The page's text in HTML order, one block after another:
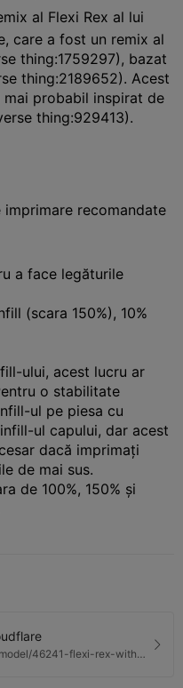
al Flexi Rex al lui
care a fost un remix al
thing:1759297), bazat
thing:2189652). Acest
probabil inspirat de
thing:929413).
imprimare recomandate
a face legăturile
(scara 150%), 10%
ului, acest lucru ar
o stabilitate
ul pe piesa cu
ul capului, dar acest
dacă imprimați
de mai sus.
de 100%, 150% și
46241-flexi-rex-with-